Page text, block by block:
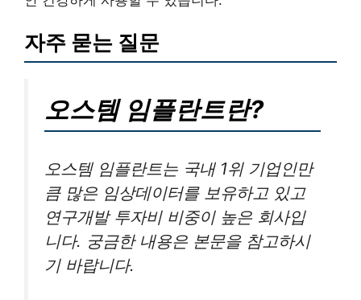
자주 묻는 질문
오스템 임플란트란?
오스템 임플란트는 국내 1위 기업인만
큼 많은 임상데이터를 보유하고 있고
연구개발 투자비 비중이 높은 회사입
니다. 궁금한 내용은 본문을 참고하시
기 바랍니다.